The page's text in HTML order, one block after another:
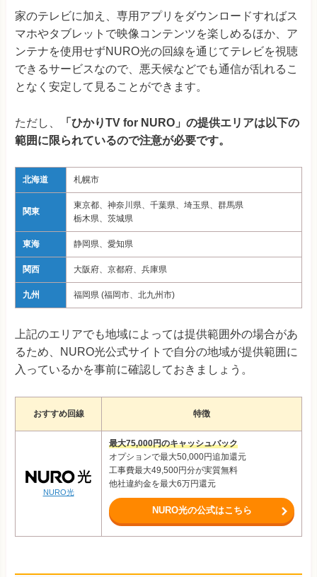
家のテレビに加え、専用アプリをダウンロードすればス
マホやタブレットで映像コンテンツを楽しめるほか、ア
ンテナを使用せずNURO光の回線を通じてテレビを視聴
できるサービスなので、悪天候などでも通信が乱れるこ
となく安定して見ることができます。
ただし、
「ひかりTV for NURO」の提供エリアは以下の
範囲に限られているので注意が必要です。
北海道 札幌市
関東
東京都、神奈川県、千葉県、埼玉県、群馬県
栃木県、茨城県
東海 静岡県、愛知県
関西 大阪府、京都府、兵庫県
九州 福岡県 (福岡市、北九州市)
上記のエリアでも地域によっては提供範囲外の場合があ
るため、NURO光公式サイトで自分の地域が提供範囲に
入っているかを事前に確認しておきましょう。
おすすめ回線 特徴
NURO光
最大75,000円のキャッシュバック
オプションで最大50,000円追加還元
工事費最大49,500円分が実質無料
他社違約金を最大6万円還元
NURO光の公式はこちら